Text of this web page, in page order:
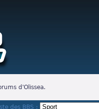
d'Olissea.
des BBS :